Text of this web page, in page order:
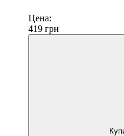
Цена:
419 грн